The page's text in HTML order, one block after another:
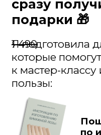
Все подарки
регистрации.
🎁 Плюс ещё 2
мастер-классе –
🎁 Подборка
сможете
для
возможностей.
шедевры создают